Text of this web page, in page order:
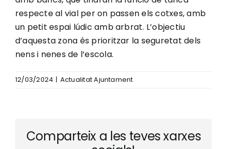
respecte al vial per on passen els cotxes, amb
un petit espai lúdic amb arbrat. L’objectiu
d’aquesta zona és prioritzar la seguretat dels
nens i nenes de l’escola.
12/03/2024 | Actualitat Ajuntament
Comparteix a les teves xarxes